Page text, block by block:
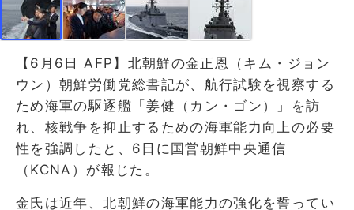
【6月6日 AFP】北朝鮮の金正恩（キム・ジョン
ウン）朝鮮労働党総書記が、航行試験を視察する
ため海軍の駆逐艦「姜健（カン・ゴン）」を訪
れ、核戦争を抑止するための海軍能力向上の必要
性を強調したと、6日に国営朝鮮中央通信
（KCNA）が報じた。
金氏は近年、北朝鮮の海軍能力の強化を誓ってい